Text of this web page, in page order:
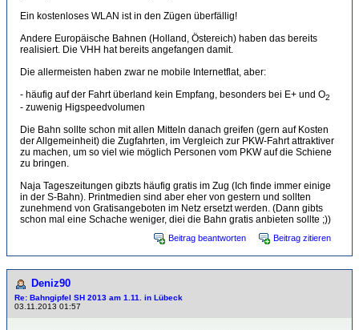
Ein kostenloses WLAN ist in den Zügen überfällig!
Andere Europäische Bahnen (Holland, Östereich) haben das bereits
realisiert. Die VHH hat bereits angefangen damit.
Die allermeisten haben zwar ne mobile Internetflat, aber:
- häufig auf der Fahrt überland kein Empfang, besonders bei E+ und O2
- zuwenig Higspeedvolumen
Die Bahn sollte schon mit allen Mitteln danach greifen (gern auf Kosten
der Allgemeinheit) die Zugfahrten, im Vergleich zur PKW-Fahrt attraktiver
zu machen, um so viel wie möglich Personen vom PKW auf die Schiene
zu bringen.
Naja Tageszeitungen gibzts häufig gratis im Zug (Ich finde immer einige
in der S-Bahn). Printmedien sind aber eher von gestern und sollten
zunehmend von Gratisangeboten im Netz ersetzt werden. (Dann gibts
schon mal eine Schache weniger, diei die Bahn gratis anbieten sollte ;))
Beitrag beantworten Beitrag zitieren
Deniz90
Re: Bahngipfel SH 2013 am 1.11. in Lübeck
03.11.2013 01:57